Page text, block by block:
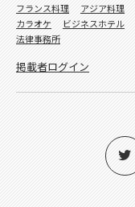
フランス料理
アジア料理
カラオケ
ビジネスホテル
法律事務所
掲載者ログイン